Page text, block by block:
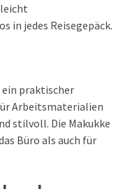
in jedes Reisegepäck.
praktischer
Arbeitsmaterialien
stilvoll. Die Makukke
Büro als auch für